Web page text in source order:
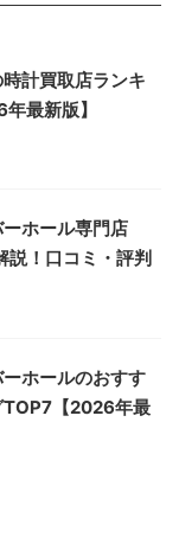
計買取店ランキ
最新版】
ホール専門店
説！口コミ・評判
ホールのおすす
TOP7【2026年最